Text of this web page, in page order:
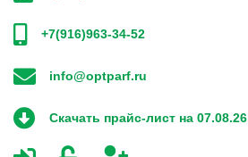
+7(916)963-34-52
info@optparf.ru
Скачать прайс-лист на 07.08.26